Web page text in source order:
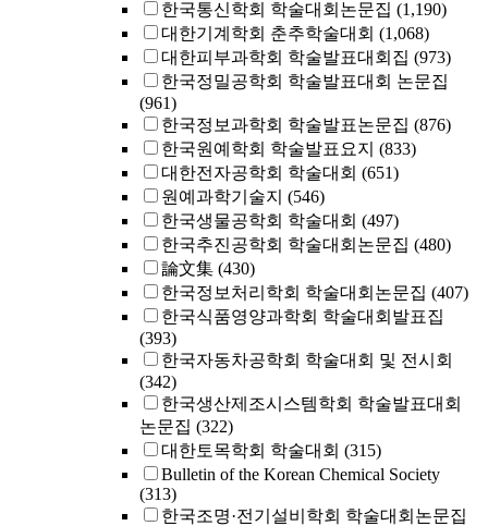
한국통신학회 학술대회논문집 (1,190)
대한기계학회 춘추학술대회 (1,068)
대한피부과학회 학술발표대회집 (973)
한국정밀공학회 학술발표대회 논문집
(961)
한국정보과학회 학술발표논문집 (876)
한국원예학회 학술발표요지 (833)
대한전자공학회 학술대회 (651)
원예과학기술지 (546)
한국생물공학회 학술대회 (497)
한국추진공학회 학술대회논문집 (480)
論文集 (430)
한국정보처리학회 학술대회논문집 (407)
한국식품영양과학회 학술대회발표집
(393)
한국자동차공학회 학술대회 및 전시회
(342)
한국생산제조시스템학회 학술발표대회
논문집 (322)
대한토목학회 학술대회 (315)
Bulletin of the Korean Chemical Society
(313)
한국조명·전기설비학회 학술대회논문집